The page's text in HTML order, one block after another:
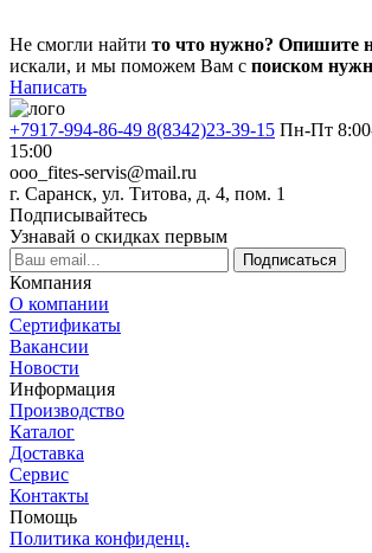
Не смогли найти то что нужно? Опишите
искали, и мы поможем Вам с поиском
Написать
+7917-994-86-49 8(8342)23-39-15 Пн-Пт
15:00
ooo_fites-servis@mail.ru
г. Саранск, ул. Титова, д. 4, пом. 1
Подписывайтесь
Узнавай о скидках первым
Подписаться
Компания
О компании
Сертификаты
Вакансии
Новости
Информация
Производство
Каталог
Доставка
Сервис
Контакты
Помощь
Политика конфиденц.